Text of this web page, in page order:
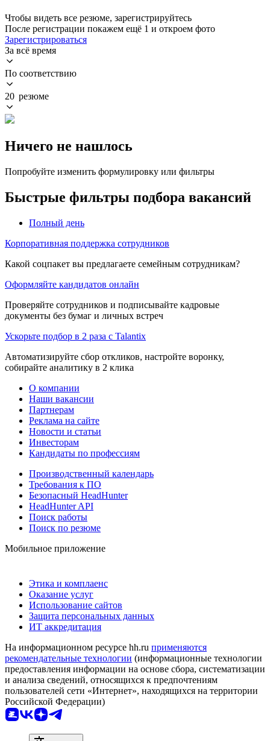
Чтобы видеть все резюме, зарегистрируйтесь
После регистрации покажем ещё 1 и откроем фото
Зарегистрироваться
За всё время
По соответствию
20 резюме
Ничего не нашлось
Попробуйте изменить формулировку или фильтры
Быстрые фильтры подбора вакансий
Полный день
Корпоративная поддержка сотрудников
Какой соцпакет вы предлагаете семейным сотрудникам?
Оформляйте кандидатов онлайн
Проверяйте сотрудников и подписывайте кадровые
документы без бумаг и личных встреч
Ускорьте подбор в 2 раза с Talantix
Автоматизируйте сбор откликов, настройте воронку,
собирайте аналитику в 2 клика
О компании
Наши вакансии
Партнерам
Реклама на сайте
Новости и статьи
Инвесторам
Кандидаты по профессиям
Производственный календарь
Требования к ПО
Безопасный HeadHunter
HeadHunter API
Поиск работы
Поиск по резюме
Мобильное приложение
Этика и комплаенс
Оказание услуг
Использование сайтов
Защита персональных данных
ИТ аккредитация
На информационном ресурсе hh.ru применяются
рекомендательные технологии (информационные технологии
предоставления информации на основе сбора, систематизации
и анализа сведений, относящихся к предпочтениям
пользователей сети «Интернет», находящихся на территории
Российской Федерации)